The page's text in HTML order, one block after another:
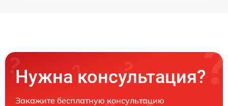
Нужна консультация?
Закажите бесплатную консультацию